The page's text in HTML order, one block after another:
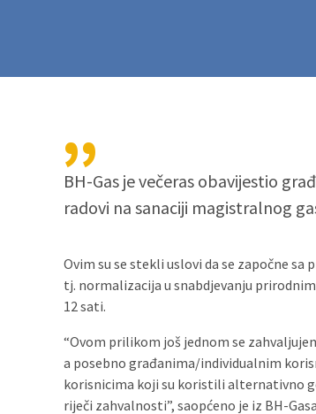
BH-Gas je večeras obavijestio
radovi na sanaciji magistralnog
Ovim su se stekli uslovi da se započne
tj. normalizacija u snabdjevanju
12 sati.
“Ovom prilikom još jednom se
a posebno građanima/individualnim
korisnicima koji su koristili alternativno
riječi zahvalnosti”, saopćeno je iz BH-